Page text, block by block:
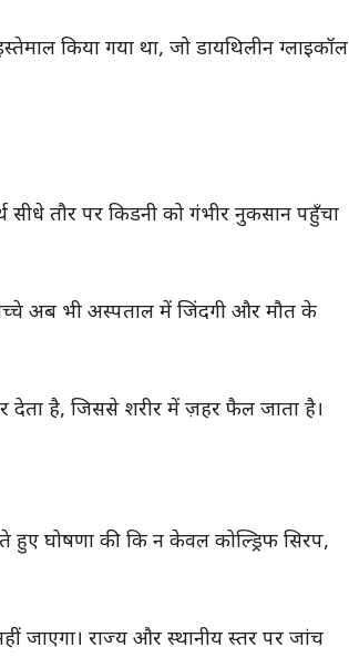
किया गया था, जो डायथिलीन ग्लाइकॉल
सीधे तौर पर किडनी को गंभीर नुकसान पहुँचा
अब भी अस्पताल में जिंदगी और मौत के
देता है, जिससे शरीर में ज़हर फैल जाता है।
हुए घोषणा की कि न केवल कोल्ड्रिफ सिरप,
जाएगा। राज्य और स्थानीय स्तर पर जांच